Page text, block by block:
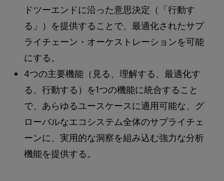
ドツーエンドに沿った意思決定（「行動す
る」）を提供することで、最適化されたサプ
ライチェーン・オーケストレーションを可能
にする。
4つの主要機能（見る、理解する、最適化す
る、行動する）を1つの機能に統合すること
で、あらゆるユースケースに適用可能な、グ
ローバルなエコシステム全体のサプライチェ
ーンに、実用的な洞察を組み込む強力な分析
機能を提供する。